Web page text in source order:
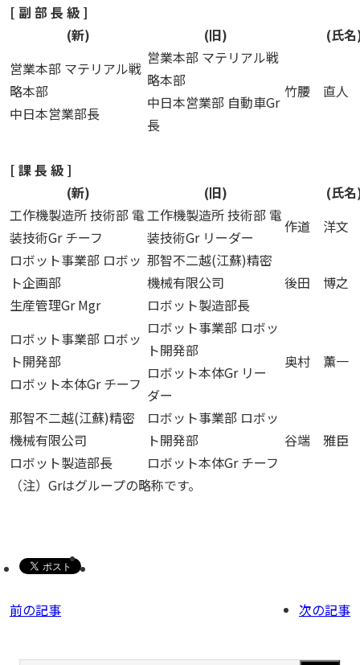
[ 副 部 長 級 ]
(新)
(旧)
(氏
営業本部 マテリアル戦
略本部
中日本営業部長
営業本部 マテリアル戦
略本部
中日本営業部 自動車Gr
長
竹腰 直人
[ 課 長 級 ]
(新)
(旧)
(氏
工作機製造所 技術部 電
装技術Gr チーフ
工作機製造所 技術部 電
装技術Gr リーダー
作道 洋文
ロボット事業部 ロボッ
ト企画部
生産管理Gr Mgr
那智不二越(江蘇)精密
機械有限公司
ロボット製造部長
後田 博之
ロボット事業部 ロボッ
ト開発部
ロボット本体Gr チーフ
ロボット事業部 ロボッ
ト開発部
ロボット本体Gr リー
ダー
奥村 薫一
那智不二越(江蘇)精密
機械有限公司
ロボット製造部長
ロボット事業部 ロボッ
ト開発部
ロボット本体Gr チーフ
谷端 雅臣
（注）Grはグループの略称です。
前の記事 次の記事